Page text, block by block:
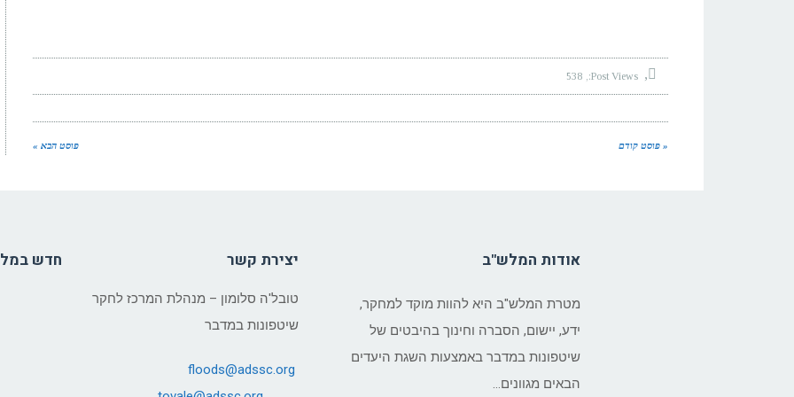
Post Views:
538
« פוסט קודם פוסט הבא »
אודות המלש"ב
מטרת המלש"ב היא להוות מוקד למחקר,
ידע, יישום, הסברה וחינוך בהיבטים של
שיטפונות במדבר באמצעות השגת היעדים
הבאים מגוונים…
יצירת קשר
טובל'ה סלומון – מנהלת המרכז לחקר
שיטפונות במדבר
floods@adssc.org
חדש